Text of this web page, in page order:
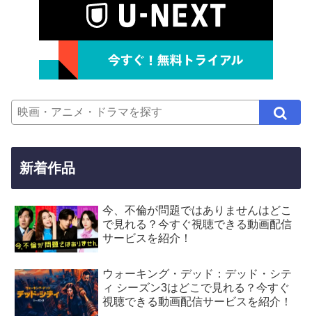
新着作品
今、不倫が問題ではありませんはどこ
で見れる？今すぐ視聴できる動画配信
サービスを紹介！
ウォーキング・デッド：デッド・シテ
ィ シーズン3はどこで見れる？今すぐ
視聴できる動画配信サービスを紹介！